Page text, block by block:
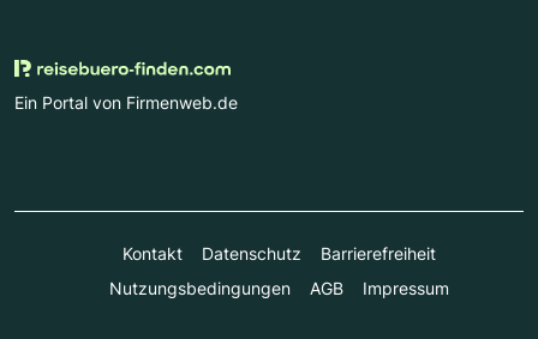
Ein Portal von Firmenweb.de
Kontakt Datenschutz
Barrierefreiheit
Nutzungsbedingungen
AGB Impressum